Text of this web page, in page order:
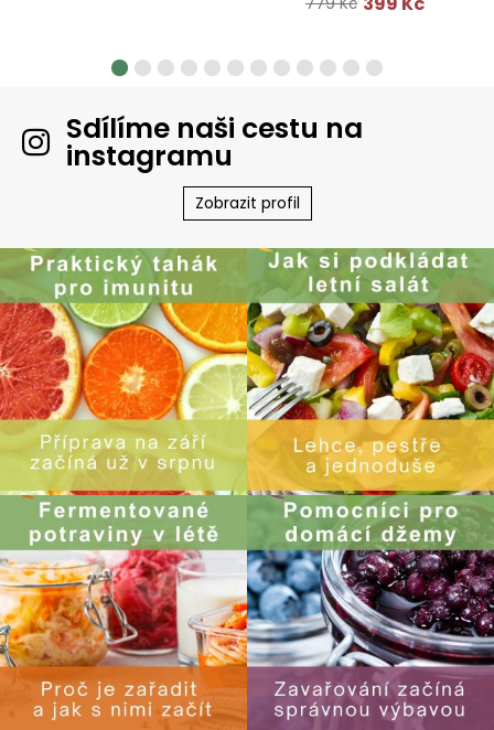
Sdílíme naši cestu na
instagramu
Zobrazit profil